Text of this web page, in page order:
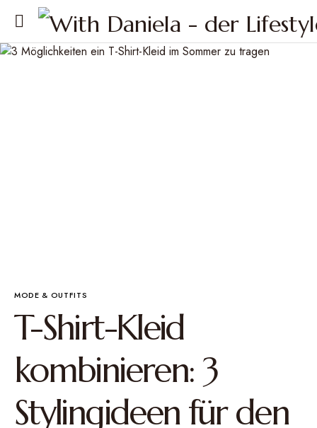
MODE & OUTFITS
T-Shirt-Kleid
kombinieren: 3
Stylingideen für den